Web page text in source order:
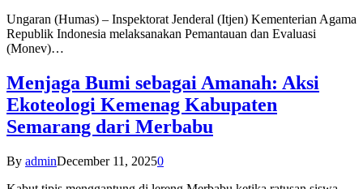
Ungaran (Humas) – Inspektorat Jenderal (Itjen) Kementerian Agama
Republik Indonesia melaksanakan Pemantauan dan Evaluasi
(Monev)…
Menjaga Bumi sebagai Amanah: Aksi
Ekoteologi Kemenag Kabupaten
Semarang dari Merbabu
By adminDecember 11, 20250